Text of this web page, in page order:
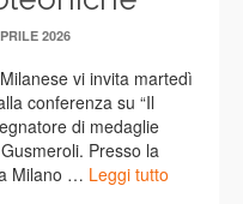
2026
vi invita martedì
conferenza su “Il
di medaglie
Presso la
Milano … Leggi tutto